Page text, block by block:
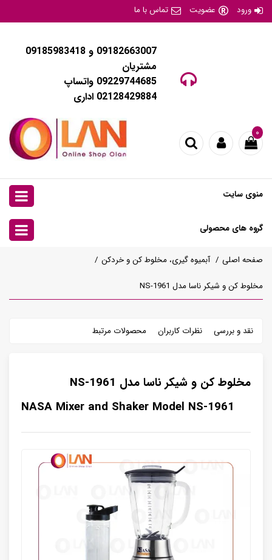
ورود عضویت تماس با ما
09182663007 و 09185983418
مشتریان
09229744685 واتساپ
02128429884 اداری
۰
منوی سایت
گروه های محصولی
صفحه اصلی آبمیوه گیری، مخلوط کن و خردکن
مخلوط کن و شیکر ناسا مدل NS-1961
نقد و بررسی نظرات کاربران محصولات مرتبط
مخلوط کن و شیکر ناسا مدل NS-1961
NASA Mixer and Shaker Model NS-1961